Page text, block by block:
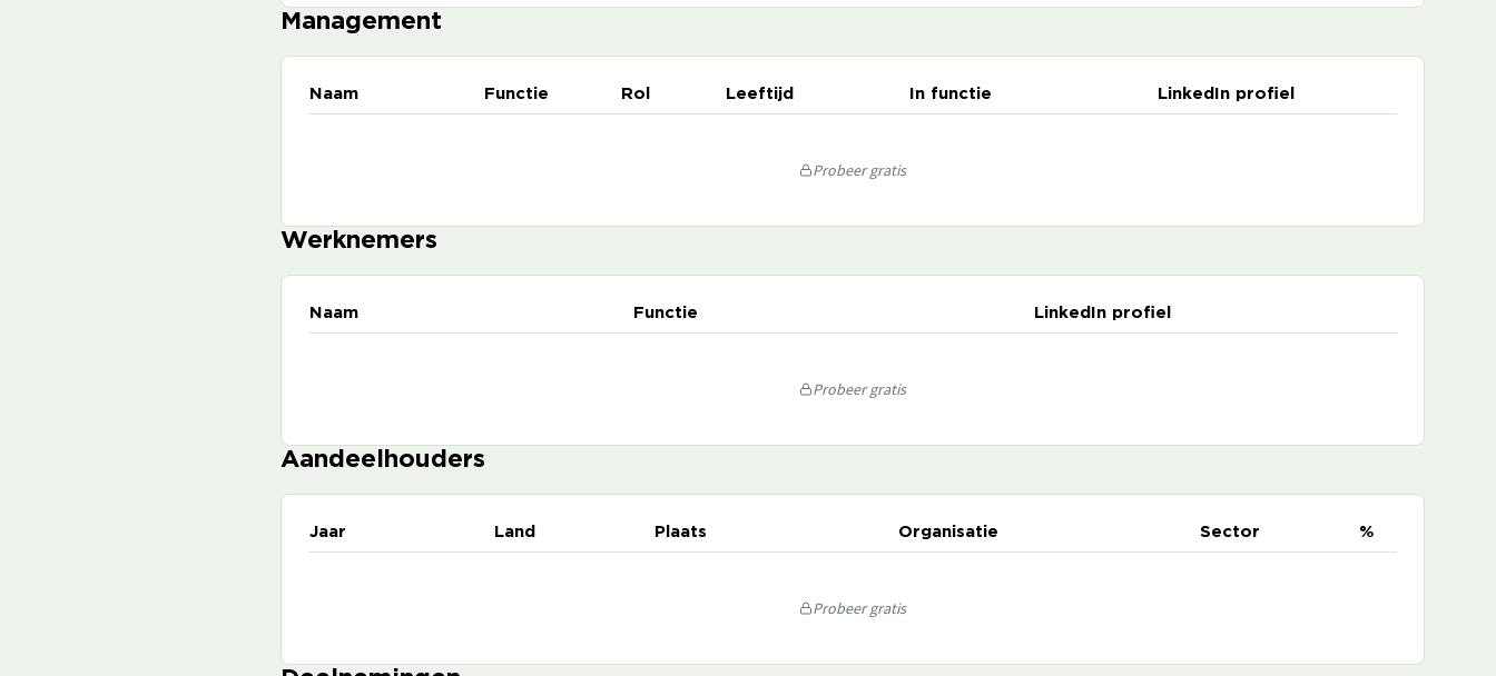
Management
Naam Functie Rol Leeftijd In functie LinkedIn profiel
Probeer gratis
Werknemers
Naam Functie LinkedIn profiel
Probeer gratis
Aandeelhouders
Jaar Land Plaats Organisatie Sector %
Probeer gratis